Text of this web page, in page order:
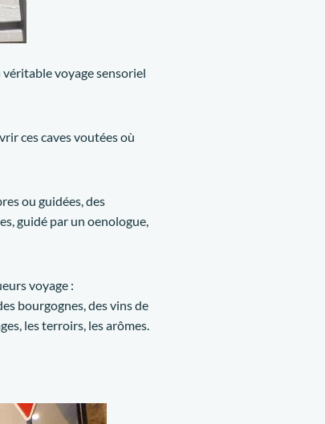
voyage sensoriel
ces caves voutées où
ou guidées, des
guidé par un oenologue,
voyage :
bourgognes, des vins de
les terroirs, les arômes.